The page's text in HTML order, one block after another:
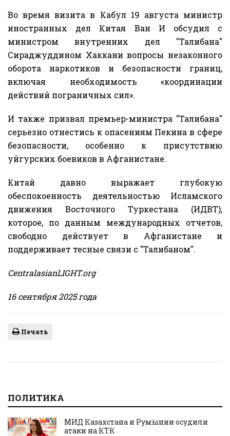
Во время визита в Кабул 19 августа министр
иностранных дел Китая Ван И обсудил с
министром внутренних дел "Талибана"
Сираджуддином Хаккани вопросы незаконного
оборота наркотиков и безопасности границ,
включая необходимость «координации
действий пограничных сил».
И также призвал премьер-министра "Талибана"
серьезно отнестись к опасениям Пекина в сфере
безопасности, особенно к присутствию
уйгурских боевиков в Афганистане.
Китай давно выражает глубокую
обеспокоенность деятельностью Исламского
движения Восточного Туркестана (ИДВТ),
которое, по данным международных отчетов,
свободно действует в Афганистане и
поддерживает тесные связи с "Талибаном".
CentralasianLIGHT.org
16 сентября 2025 года
Печать
ПОЛИТИКА
МИД Казахстана и Румынии осудили
атаки на КТК